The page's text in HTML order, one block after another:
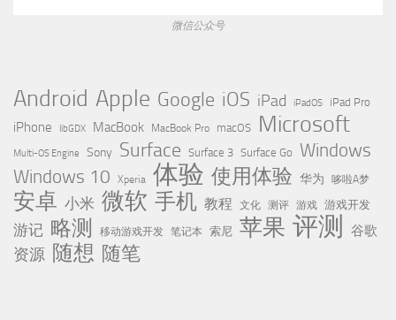
微信公众号
Android Apple Google iOS iPad iPadOS iPad Pro
iPhone libGDX MacBook MacBook Pro macOS Microsoft
Multi-OS Engine Sony Surface Surface 3 Surface Go Windows
Windows 10 Xperia 体验 使用体验 华为 哆啦A梦
安卓 小米 微软 手机 教程 文化 测评 游戏 游戏开发
游记 略测 移动游戏开发 笔记本 索尼 苹果 评测 谷歌
资源 随想 随笔